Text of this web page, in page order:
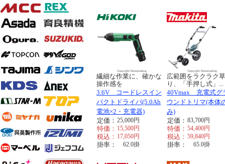
繊細な作業に、確かな
操作感を
3.6V コードレスイン
パクトドライバ(5.0Ah
電池×2・充電器)
定価： 25,000円
特価： 15,500円
税込： 17,050円
掛率： 62.0掛
広範囲をラクラク
り、「手押し式」...
40Vmax 充電式グ
ウンドトリマ(本体
み)
定価： 83,700円
特価： 54,400円
税込： 59,840円
掛率： 65.0掛